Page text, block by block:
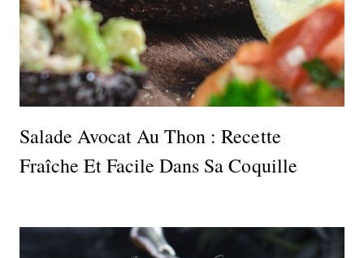
Salade Avocat Au Thon : Recette
Fraîche Et Facile Dans Sa Coquille